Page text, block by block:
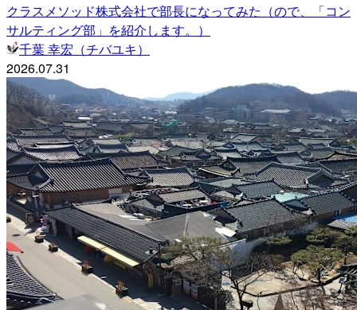
クラスメソッド株式会社で部長になってみた（ので、「コン
サルティング部」を紹介します。）
千葉 幸宏（チバユキ）
2026.07.31